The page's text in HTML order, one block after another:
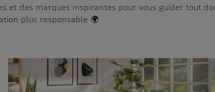
et des marques inspirantes pour vous guider tout
plus responsable 🌍